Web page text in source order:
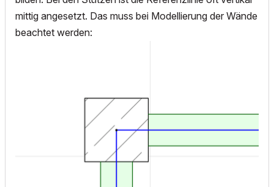
mittig angesetzt. Das muss bei Modellierung der Wände
beachtet werden: